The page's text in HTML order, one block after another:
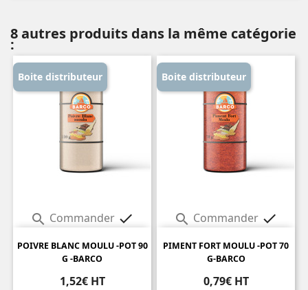
8 autres produits dans la même catégorie
:
 Commander 
POIVRE BLANC MOULU -POT 90
G -BARCO
1,52€ HT
Boite distributeur
 Commander 
PIMENT FORT MOULU -POT 70
G-BARCO
0,79€ HT
Boite distributeur